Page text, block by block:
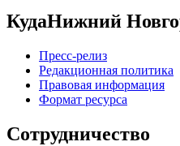
КудаНижний
Пресс-релиз
Редакционная политика
Правовая информация
Формат ресурса
Сотрудничество